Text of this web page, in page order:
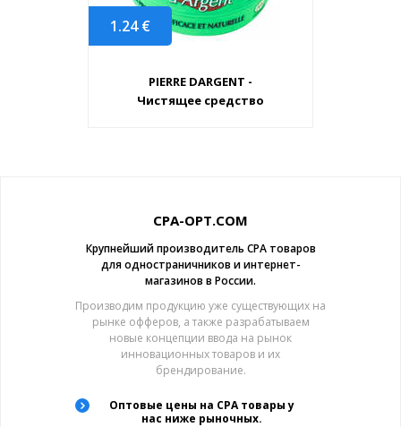
1.24€
PIERRE DARGENT -
Чистящее средство
CPA-OPT.COM
Крупнейший производитель CPA товаров
для одностраничников и интернет-
магазинов в России.
Производим продукцию уже существующих на
рынке офферов, а также разрабатываем
новые концепции ввода на рынок
инновационных товаров и их
брендирование.
Оптовые цены на CPA товары у
нас ниже рыночных.